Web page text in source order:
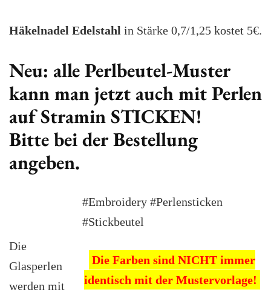
Häkelnadel Edelstahl in Stärke 0,7/1,25 kostet 5€.
Neu: alle Perlbeutel-Muster
kann man jetzt auch mit Perlen
auf Stramin STICKEN!
Bitte bei der Bestellung
angeben.
Die
Glasperlen
werden mit
#Embroidery #Perlensticken
#Stickbeutel
Die Farben sind NICHT immer
identisch mit der Mustervorlage!